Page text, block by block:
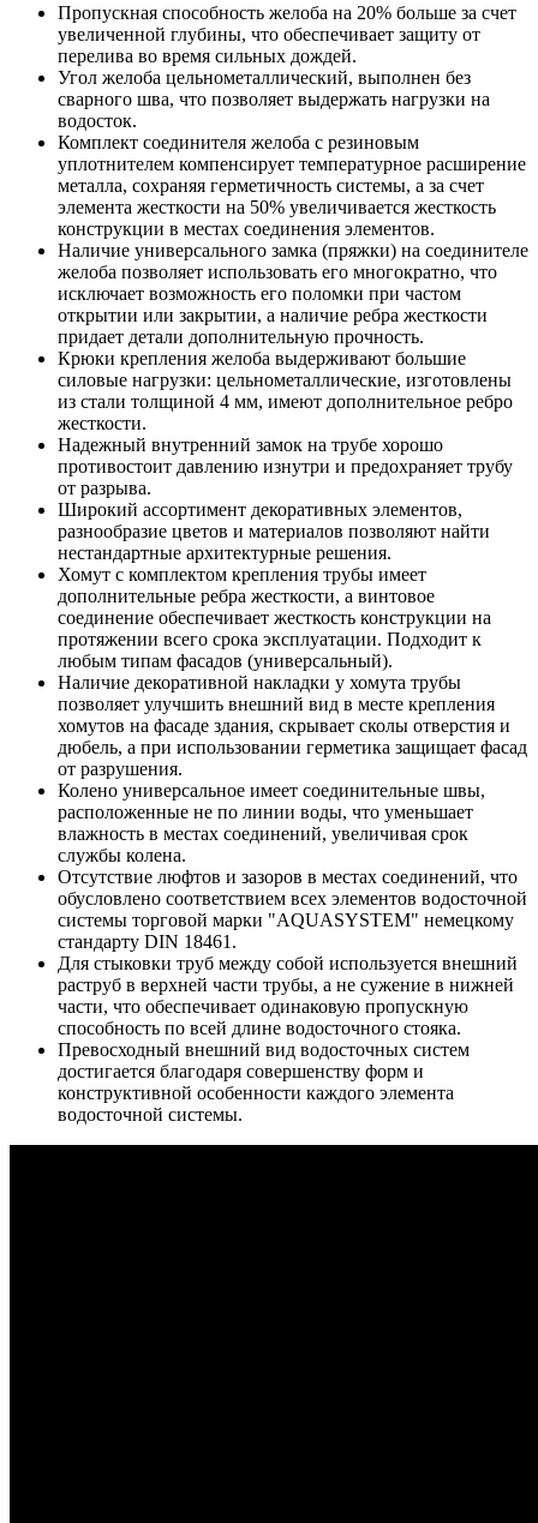
Пропускная способность желоба на 20% больше за счет
увеличенной глубины, что обеспечивает защиту от
перелива во время сильных дождей.
Угол желоба цельнометаллический, выполнен без
сварного шва, что позволяет выдержать нагрузки на
водосток.
Комплект соединителя желоба с резиновым
уплотнителем компенсирует температурное расширение
металла, сохраняя герметичность системы, а за счет
элемента жесткости на 50% увеличивается жесткость
конструкции в местах соединения элементов.
Наличие универсального замка (пряжки) на соединителе
желоба позволяет использовать его многократно, что
исключает возможность его поломки при частом
открытии или закрытии, а наличие ребра жесткости
придает детали дополнительную прочность.
Крюки крепления желоба выдерживают большие
силовые нагрузки: цельнометаллические, изготовлены
из стали толщиной 4 мм, имеют дополнительное ребро
жесткости.
Надежный внутренний замок на трубе хорошо
противостоит давлению изнутри и предохраняет трубу
от разрыва.
Широкий ассортимент декоративных элементов,
разнообразие цветов и материалов позволяют найти
нестандартные архитектурные решения.
Хомут с комплектом крепления трубы имеет
дополнительные ребра жесткости, а винтовое
соединение обеспечивает жесткость конструкции на
протяжении всего срока эксплуатации. Подходит к
любым типам фасадов (универсальный).
Наличие декоративной накладки у хомута трубы
позволяет улучшить внешний вид в месте крепления
хомутов на фасаде здания, скрывает сколы отверстия и
дюбель, а при использовании герметика защищает фасад
от разрушения.
Колено универсальное имеет соединительные швы,
расположенные не по линии воды, что уменьшает
влажность в местах соединений, увеличивая срок
службы колена.
Отсутствие люфтов и зазоров в местах соединений, что
обусловлено соответствием всех элементов водосточной
системы торговой марки "AQUASYSTEM" немецкому
стандарту DIN 18461.
Для стыковки труб между собой используется внешний
раструб в верхней части трубы, а не сужение в нижней
части, что обеспечивает одинаковую пропускную
способность по всей длине водосточного стояка.
Превосходный внешний вид водосточных систем
достигается благодаря совершенству форм и
конструктивной особенности каждого элемента
водосточной системы.